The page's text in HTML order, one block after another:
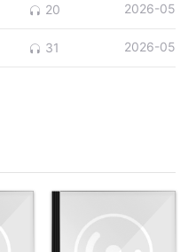
20 2026-05
31 2026-05